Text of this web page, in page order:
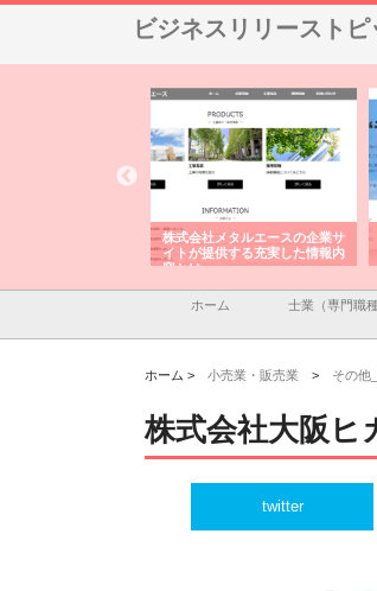
ビジネスリリーストピ
株式会社メタルエースの企業サ
イトが提供する充実した情報内
容とは
ホーム 士業（専門職種
ホーム > 小売業・販売業 > その他
株式会社大阪ヒ
twitter